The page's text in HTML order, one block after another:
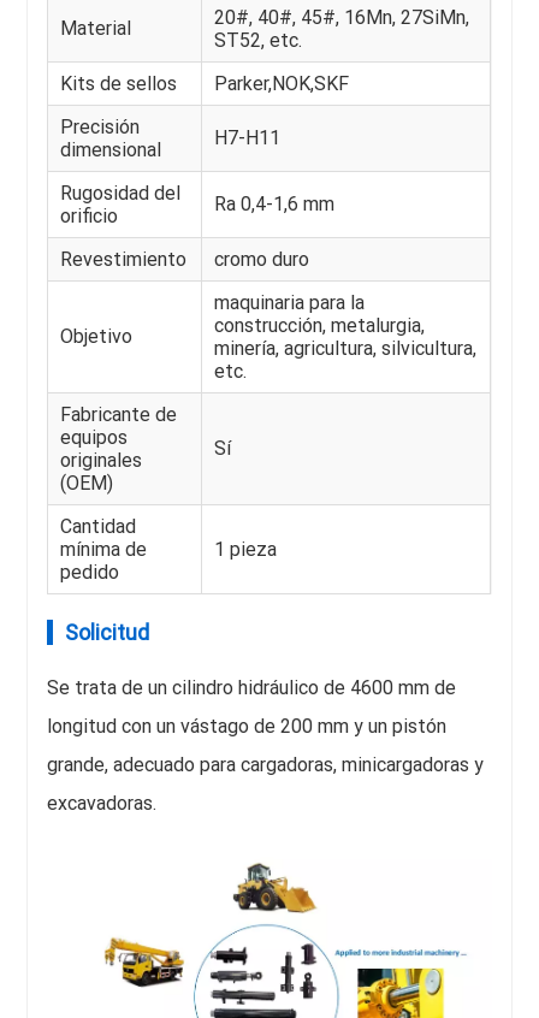
Material
20#, 40#, 45#, 16Mn, 27SiMn,
ST52, etc.
Kits de sellos
Parker,NOK,SKF
Precisión
dimensional
H7-H11
Rugosidad del
orificio
Ra 0,4-1,6 mm
Revestimiento cromo duro
Objetivo
maquinaria para la
construcción, metalurgia,
minería, agricultura, silvicultura,
etc.
Fabricante de
equipos
originales
(OEM)
Sí
Cantidad
mínima de
pedido
1 pieza
Solicitud
Se trata de un cilindro hidráulico de 4600 mm de
longitud con un vástago de 200 mm y un pistón
grande, adecuado para cargadoras, minicargadoras y
excavadoras.